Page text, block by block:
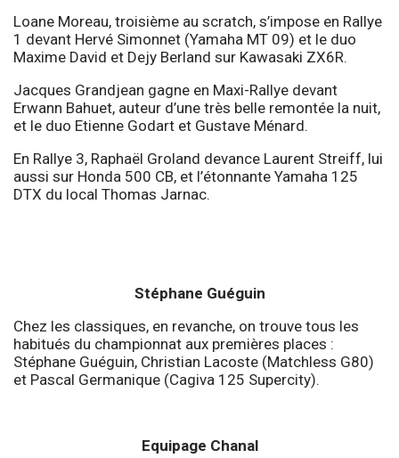
Loane Moreau, troisième au scratch, s’impose en Rallye
1 devant Hervé Simonnet (Yamaha MT 09) et le duo
Maxime David et Dejy Berland sur Kawasaki ZX6R.
Jacques Grandjean gagne en Maxi-Rallye devant
Erwann Bahuet, auteur d’une très belle remontée la nuit,
et le duo Etienne Godart et Gustave Ménard.
En Rallye 3, Raphaël Groland devance Laurent Streiff, lui
aussi sur Honda 500 CB, et l’étonnante Yamaha 125
DTX du local Thomas Jarnac.
Stéphane Guéguin
Chez les classiques, en revanche, on trouve tous les
habitués du championnat aux premières places :
Stéphane Guéguin, Christian Lacoste (Matchless G80)
et Pascal Germanique (Cagiva 125 Supercity).
Equipage Chanal